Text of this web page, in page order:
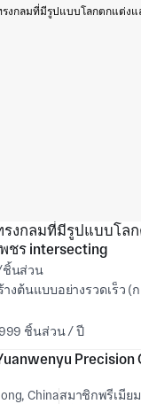
รงกลมที่มีรูปแบบโล
ชร intersecting
นส่วน
งต้นแบบอย่างรวดเร็ว (ก
ชิ้นส่วน / ปี
Precision
Chinaสมาชิกพรีเมีย